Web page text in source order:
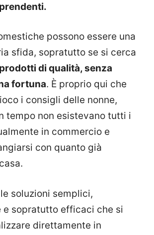
possono essere una
sfida, sopratutto se si cerca
prodotti di qualità, senza
fortuna. È proprio qui che
i consigli delle nonne,
tempo non esistevano tutti i
in commercio e
con quanto già
soluzioni semplici,
e sopratutto efficaci che si
direttamente in